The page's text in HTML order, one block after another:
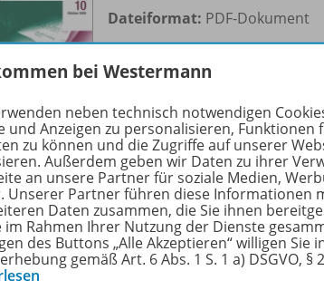
Dateiformat: PDF-Dokument
Aufgaben für die
(2)
bei Westermann
neben technisch notwendigen
und Anzeigen zu personalisieren, Funktionen
zu können und die Zugriffe auf unserer
Außerdem geben wir Daten zu ihrer
an unsere Partner für soziale Medien,
Unserer Partner führen diese Informationen
Daten zusammen, die Sie ihnen
im Rahmen Ihrer Nutzung der Dienste
des Buttons „Alle Akzeptieren“ willigen Sie
gemäß Art. 6 Abs. 1 S. 1 a) DSGVO, §